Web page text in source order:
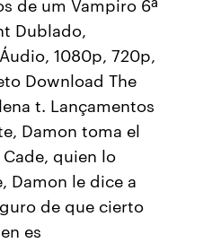
Dublado,
1080p, 720p,
Download The
t. Lançamentos
Damon toma el
quien lo
Damon le dice a
de que cierto
es